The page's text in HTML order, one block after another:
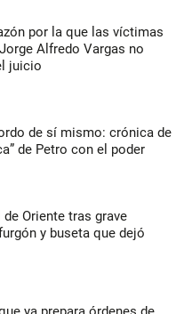
por la que las víctimas
Alfredo Vargas no
juicio
de sí mismo: crónica de
de Petro con el poder
de Oriente tras grave
y buseta que dejó